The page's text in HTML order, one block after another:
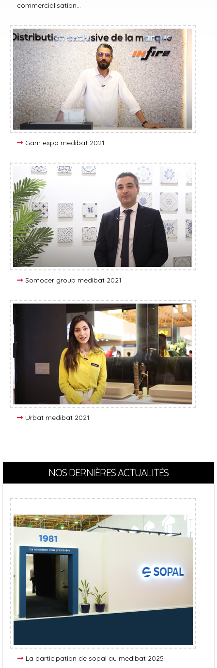
commercialisation…
Gam expo medibat 2021
Somocer group medibat 2021
Urbat medibat 2021
NOS DERNIÈRES ACTUALITÉS
La participation de sopal au medibat 2025